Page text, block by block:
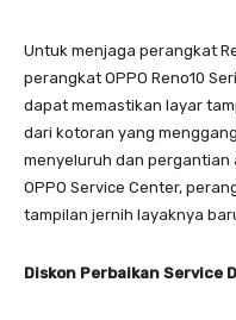
Untuk menjaga perangkat
perangkat OPPO Reno10
dapat memastikan layar
dari kotoran yang
menyeluruh dan pergantian
OPPO Service Center,
tampilan jernih layaknya
Diskon Perbaikan Service